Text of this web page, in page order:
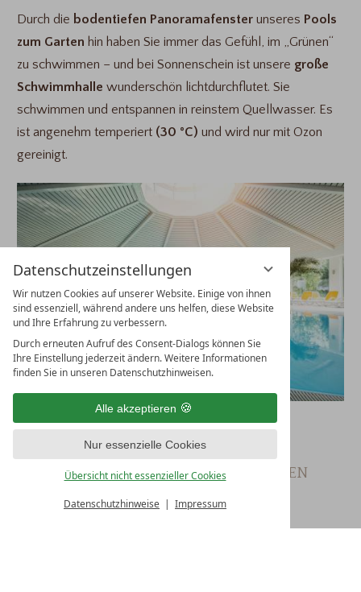
Datenschutzeinstellungen
Wir nutzen Cookies auf unserer Website. Einige von ihnen
sind essenziell, während andere uns helfen, diese Website
und Ihre Erfahrung zu verbessern.
Durch erneuten Aufruf des Consent-Dialogs können Sie
Ihre Einstellung jederzeit ändern. Weitere Informationen
finden Sie in unseren Datenschutzhinweisen.
Alle akzeptieren
Nur essenzielle Cookies
Übersicht nicht essenzieller Cookies
Datenschutzhinweise Impressum
Durch die bodentiefen Panoramafensterunseres Pools
zum Garten hin haben Sie immer das Gefühl, im „Grünen“
zu schwimmen – und bei Sonnenschein ist unsere große
Schwimmhalle wunderschön lichtdurchflutet. Sie
schwimmen und entspannen in reinstem Quellwasser. Es
ist angenehm temperiert (30 °C) und wird nur mit Ozon
gereinigt.
RUHEBEREICHE
GARTEN MIT LIEGEWIESE, QUELLE,
KNEIPPBECKEN UND STEINSKULPTUREN